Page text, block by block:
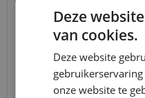
95
BEREIKBAARHEID
In verband met
t/m 14 augustus
bereikbaar.
Deze
van cookies.
Deze website
onze website te